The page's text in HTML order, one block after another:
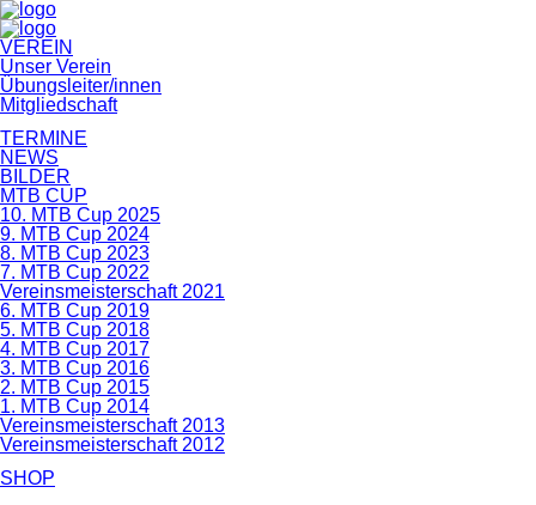
Navigation
überspringen
VEREIN
Unser Verein
Übungsleiter/innen
Mitgliedschaft
TERMINE
NEWS
BILDER
MTB CUP
10. MTB Cup 2025
9. MTB Cup 2024
8. MTB Cup 2023
7. MTB Cup 2022
Vereinsmeisterschaft 2021
6. MTB Cup 2019
5. MTB Cup 2018
4. MTB Cup 2017
3. MTB Cup 2016
2. MTB Cup 2015
1. MTB Cup 2014
Vereinsmeisterschaft 2013
Vereinsmeisterschaft 2012
SHOP